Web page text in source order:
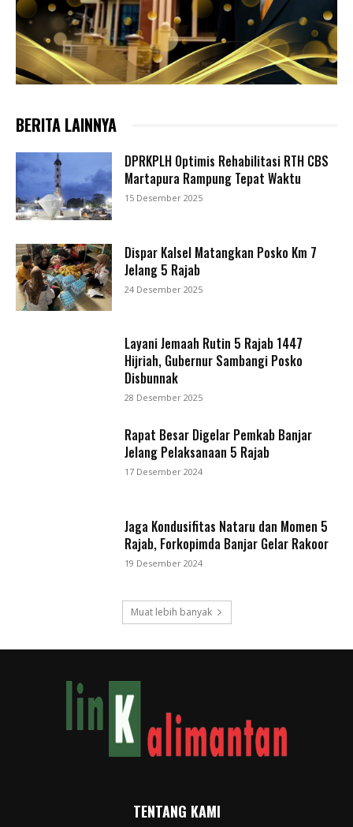
BERITA LAINNYA
DPRKPLH Optimis Rehabilitasi RTH CBS
Martapura Rampung Tepat Waktu
15 Desember 2025
Dispar Kalsel Matangkan Posko Km 7
Jelang 5 Rajab
24 Desember 2025
Layani Jemaah Rutin 5 Rajab 1447
Hijriah, Gubernur Sambangi Posko
Disbunnak
28 Desember 2025
Rapat Besar Digelar Pemkab Banjar
Jelang Pelaksanaan 5 Rajab
17 Desember 2024
Jaga Kondusifitas Nataru dan Momen 5
Rajab, Forkopimda Banjar Gelar Rakoor
19 Desember 2024
Muat lebih banyak
TENTANG KAMI